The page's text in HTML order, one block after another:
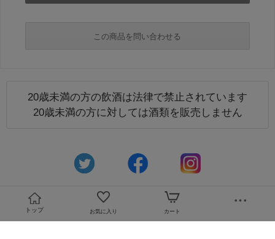
この商品を問い合わせる
必須
20歳未満の方の飲酒は法律で禁止されています
20歳未満の方に対しては酒類を販売しません
トップ お気に入り カート